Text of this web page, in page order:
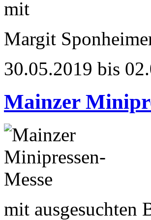
Margit
30.05.2019 bis
Mainzer
mit ausgesuchten